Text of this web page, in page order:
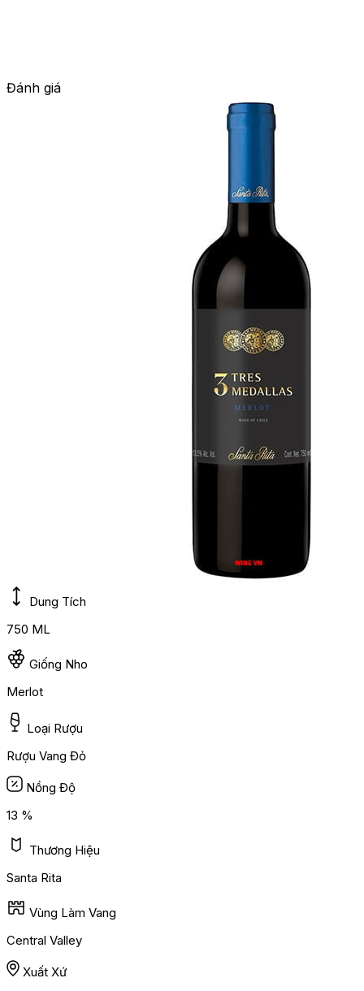
Đánh giá
Dung Tích
750 ML
Giống Nho
Merlot
Loại Rượu
Rượu Vang Đỏ
Nồng Độ
13 %
Thương Hiệu
Santa Rita
Vùng Làm Vang
Central Valley
Xuất Xứ